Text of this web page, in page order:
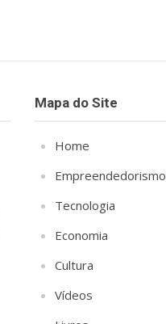
Mapa do Site
Home
Empreendedorismo
Tecnologia
Economia
Cultura
Vídeos